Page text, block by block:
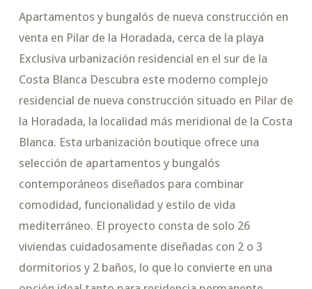
Apartamentos y bungalós de nueva construcción en
venta en Pilar de la Horadada, cerca de la playa
Exclusiva urbanización residencial en el sur de la
Costa Blanca Descubra este moderno complejo
residencial de nueva construcción situado en Pilar de
la Horadada, la localidad más meridional de la Costa
Blanca. Esta urbanización boutique ofrece una
selección de apartamentos y bungalós
contemporáneos diseñados para combinar
comodidad, funcionalidad y estilo de vida
mediterráneo. El proyecto consta de solo 26
viviendas cuidadosamente diseñadas con 2 o 3
dormitorios y 2 baños, lo que lo convierte en una